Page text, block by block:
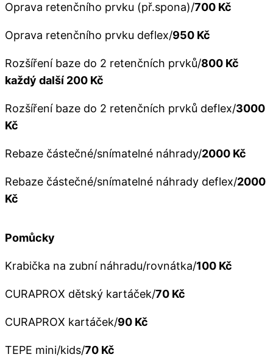
Oprava retenčního prvku (př.spona)/700 Kč
Oprava retenčního prvku deflex/950 Kč
Rozšíření baze do 2 retenčních prvků/800 Kč
každý další 200 Kč
Rozšíření baze do 2 retenčních prvků deflex/3000
Kč
Rebaze částečné/snímatelné náhrady/2000 Kč
Rebaze částečné/snímatelné náhrady deflex/2000
Kč
Pomůcky
Krabička na zubní náhradu/rovnátka/100 Kč
CURAPROX dětský kartáček/70 Kč
CURAPROX kartáček/90 Kč
TEPE mini/kids/70 Kč